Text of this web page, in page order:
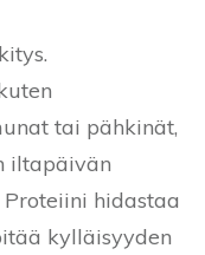
tai pähkinät,
iltapäivän
hidastaa
kylläisyyden